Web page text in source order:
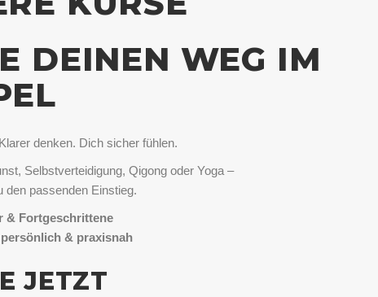
DEINEN WEG IM
denken. Dich sicher fühlen.
Selbstverteidigung, Qigong oder Yoga –
den passenden Einstieg.
& Fortgeschrittene
& praxisnah
JETZT